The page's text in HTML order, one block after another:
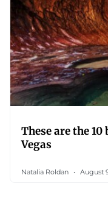
These are the
Vegas
Natalia Roldan August